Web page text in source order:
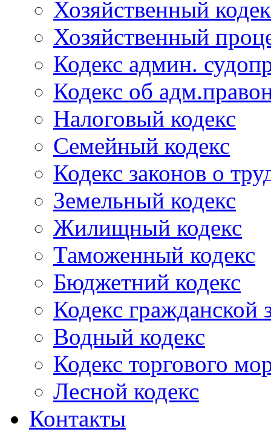
Хозяйственный
Хозяйственный
Кодекс админ.
Кодекс об
Налоговый кодекс
Семейный кодекс
Кодекс законов о
Земельный кодекс
Жилищный кодекс
Таможенный кодекс
Бюджетний кодекс
Кодекс гражданской
Водный кодекс
Кодекс торгового
Лесной кодекс
Контакты